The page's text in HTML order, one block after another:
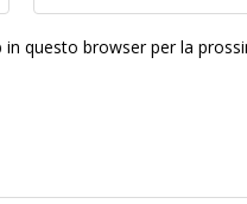
questo browser per la